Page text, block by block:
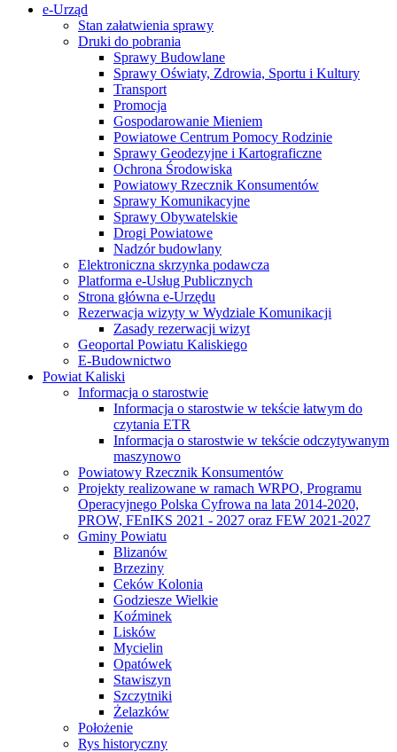
e-Urząd
Stan załatwienia sprawy
Druki do pobrania
Sprawy Budowlane
Sprawy Oświaty, Zdrowia, Sportu i Kultury
Transport
Promocja
Gospodarowanie Mieniem
Powiatowe Centrum Pomocy Rodzinie
Sprawy Geodezyjne i Kartograficzne
Ochrona Środowiska
Powiatowy Rzecznik Konsumentów
Sprawy Komunikacyjne
Sprawy Obywatelskie
Drogi Powiatowe
Nadzór budowlany
Elektroniczna skrzynka podawcza
Platforma e-Usług Publicznych
Strona główna e-Urzędu
Rezerwacja wizyty w Wydziale Komunikacji
Zasady rezerwacji wizyt
Geoportal Powiatu Kaliskiego
E-Budownictwo
Powiat Kaliski
Informacja o starostwie
Informacja o starostwie w tekście łatwym do
czytania ETR
Informacja o starostwie w tekście odczytywanym
maszynowo
Powiatowy Rzecznik Konsumentów
Projekty realizowane w ramach WRPO, Programu
Operacyjnego Polska Cyfrowa na lata 2014-2020,
PROW, FEnIKS 2021 - 2027 oraz FEW 2021-2027
Gminy Powiatu
Blizanów
Brzeziny
Ceków Kolonia
Godziesze Wielkie
Koźminek
Lisków
Mycielin
Opatówek
Stawiszyn
Szczytniki
Żelazków
Położenie
Rys historyczny